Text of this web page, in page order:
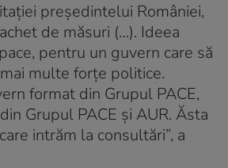
preşedintelui României,
de măsuri (…). Ideea
pentru un guvern care să
multe forţe politice.
format din Grupul PACE,
Grupul PACE şi AUR. Ăsta
intrăm la consultări”, a